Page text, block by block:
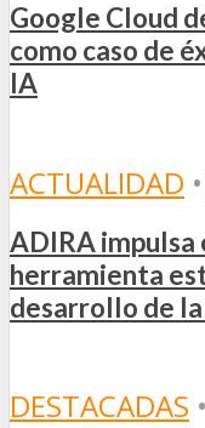
Google Cloud
como caso de
IA
ACTUALIDAD •
ADIRA impulsa
herramienta
desarrollo de
DESTACADAS •